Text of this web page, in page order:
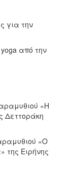
για την
από την
«Η
Δεττοράκη
«Ο
της Ειρήνης